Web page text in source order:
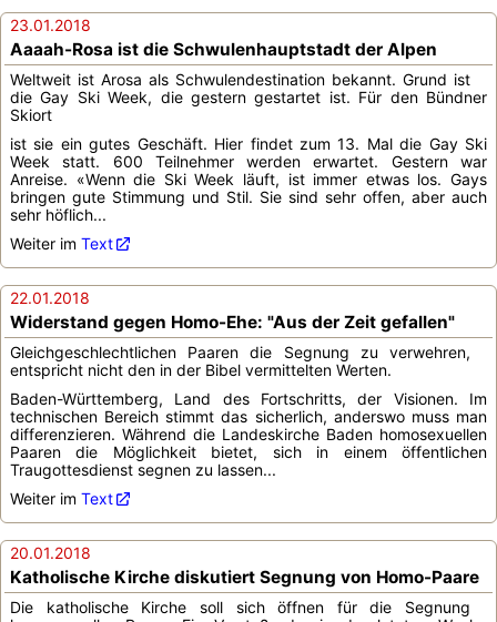
23.01.2018
Aaaah-Rosa ist die Schwulenhauptstadt der Alpen
Weltweit ist Arosa als Schwulendestination bekannt. Grund ist
die Gay Ski Week, die gestern gestartet ist. Für den Bündner
Skiort
ist sie ein gutes Geschäft. Hier findet zum 13. Mal die Gay Ski
Week statt. 600 Teilnehmer werden erwartet. Gestern war
Anreise. «Wenn die Ski Week läuft, ist immer etwas los. Gays
bringen gute Stimmung und Stil. Sie sind sehr offen, aber auch
sehr höflich...
Weiter im Text
22.01.2018
Widerstand gegen Homo-Ehe: "Aus der Zeit gefallen"
Gleichgeschlechtlichen Paaren die Segnung zu verwehren,
entspricht nicht den in der Bibel vermittelten Werten.
Baden-Württemberg, Land des Fortschritts, der Visionen. Im
technischen Bereich stimmt das sicherlich, anderswo muss man
differenzieren. Während die Landeskirche Baden homosexuellen
Paaren die Möglichkeit bietet, sich in einem öffentlichen
Traugottesdienst segnen zu lassen...
Weiter im Text
20.01.2018
Katholische Kirche diskutiert Segnung von Homo-Paare
Die katholische Kirche soll sich öffnen für die Segnung